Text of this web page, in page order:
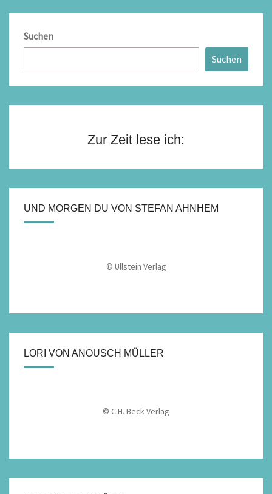
Suchen
Suchen
Zur Zeit lese ich:
UND MORGEN DU VON STEFAN AHNHEM
© Ullstein Verlag
LORI VON ANOUSCH MÜLLER
© C.H. Beck Verlag